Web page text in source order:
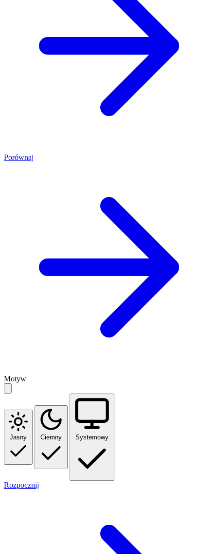
Porównaj
Motyw
Jasny Ciemny Systemowy
Rozpocznij